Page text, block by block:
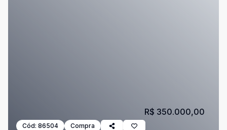
Cód: 86504 Compra
R$ 350.000,00